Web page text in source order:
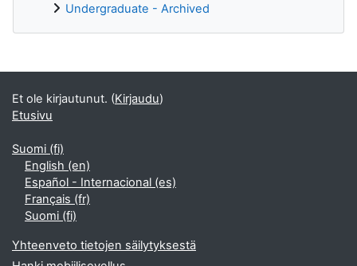
Undergraduate - Archived
Täydentävät lohkot
Et ole kirjautunut. (Kirjaudu)
Etusivu
Suomi ‎(fi)‎
English ‎(en)‎
Español - Internacional ‎(es)‎
Français ‎(fr)‎
Suomi ‎(fi)‎
Yhteenveto tietojen säilytyksestä